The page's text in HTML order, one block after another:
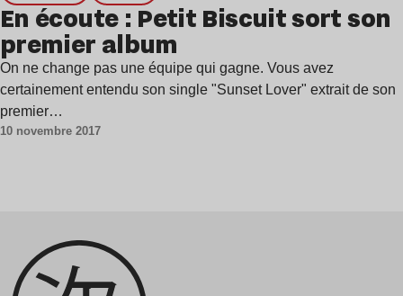
En écoute : Petit Biscuit sort son
premier album
On ne change pas une équipe qui gagne. Vous avez
certainement entendu son single "Sunset Lover" extrait de son
premier…
10 novembre 2017